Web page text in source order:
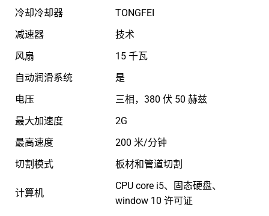
冷却冷却器
TONGFEI
减速器
技术
风扇
15 千瓦
自动润滑系统
是
电压
三相，380 伏 50 赫兹
最大加速度
2G
最高速度
200 米/分钟
切割模式
板材和管道切割
计算机
CPU core i5、固态硬盘、
window 10 许可证